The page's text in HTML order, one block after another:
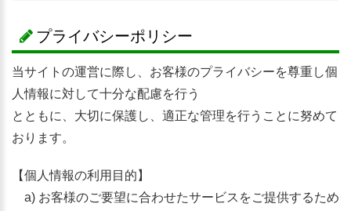
プライバシーポリシー
当サイトの運営に際し、お客様のプライバシーを尊重し個
人情報に対して十分な配慮を行う
とともに、大切に保護し、適正な管理を行うことに努めて
おります。
【個人情報の利用目的】
a) お客様のご要望に合わせたサービスをご提供するため